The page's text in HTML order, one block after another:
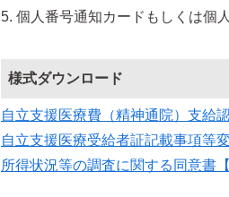
個人番号通知カードもしくは個
様式ダウンロード
自立支援医療費（精神通院）支給
自立支援医療受給者証記載事項等
所得状況等の調査に関する同意書【